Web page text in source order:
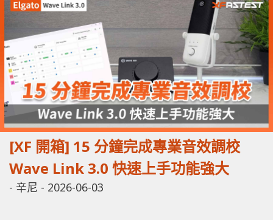
[XF 開箱] 15 分鐘完成專業音效調校
Wave Link 3.0 快速上手功能強大
- 辛尼 - 2026-06-03